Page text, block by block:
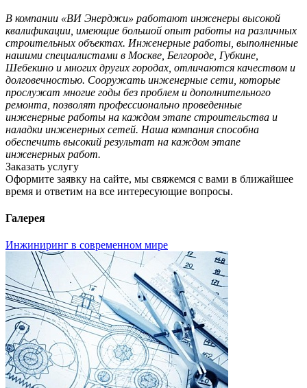
В компании «ВИ Энерджи» работают инженеры высокой
квалификации, имеющие большой опыт работы на различных
строительных объектах. Инженерные работы, выполненные
нашими специалистами в Москве, Белгороде, Губкине,
Шебекино и многих других городах, отличаются качеством и
долговечностью. Сооружать инженерные сети, которые
прослужат многие годы без проблем и дополнительного
ремонта, позволят профессионально проведенные
инженерные работы на каждом этапе строительства и
наладки инженерных сетей. Наша компания способна
обеспечить высокий результат на каждом этапе
инженерных работ.
Заказать услугу
Оформите заявку на сайте, мы свяжемся с вами в ближайшее
время и ответим на все интересующие вопросы.
Галерея
Инжиниринг в современном мире